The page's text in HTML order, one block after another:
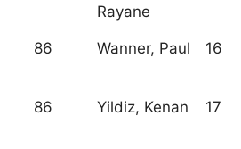
Rayane
86 Wanner, Paul 16
86 Yildiz, Kenan 17